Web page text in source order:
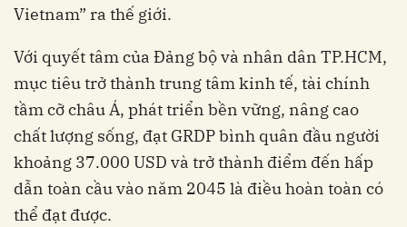
Vietnam” ra thế giới.
Với quyết tâm của Đảng bộ và nhân dân TP.HCM,
mục tiêu trở thành trung tâm kinh tế, tài chính
tầm cỡ châu Á, phát triển bền vững, nâng cao
chất lượng sống, đạt GRDP bình quân đầu người
khoảng 37.000 USD và trở thành điểm đến hấp
dẫn toàn cầu vào năm 2045 là điều hoàn toàn có
thể đạt được.